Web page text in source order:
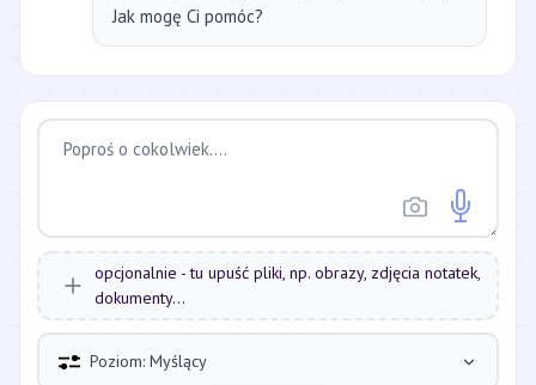
Jak mogę Ci pomóc?
opcjonalnie - tu upuść pliki, np. obrazy, zdjęcia notatek,
dokumenty...
Poziom: Myślący